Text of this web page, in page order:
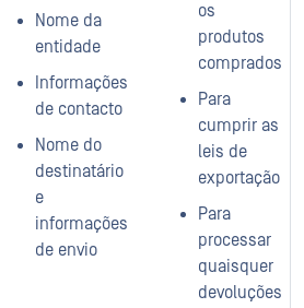
Nome da
entidade
Informações
de contacto
Nome do
destinatário
e
informações
de envio
os
produtos
comprados
Para
cumprir as
leis de
exportação
Para
processar
quaisquer
devoluções